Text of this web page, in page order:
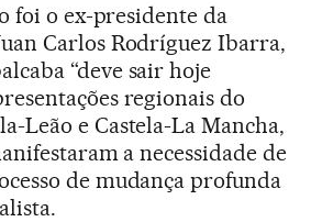
foi o ex-presidente da
Carlos Rodríguez Ibarra,
“deve sair hoje
regionais do
Leão e Castela-La Mancha,
a necessidade de
de mudança profunda